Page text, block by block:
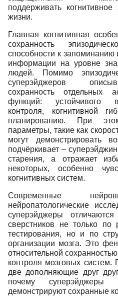
поддерживать
жизни.
Главная когнитивная
сохранность
способности к
информации на уровне
людей. Помимо
суперэйджеров
сохранность отдельных
функций: устойчивого
контроля, когнитивной
планированию. При
параметры, такие как
могут демонстрировать
подчёркивает –
старения, а отражает
некоторых, особенно
когнитивных систем.
Современные
нейропатологические
суперэйджеры
сверстников не только по
тестирования, но и по
организации мозга. Это
относительной
контроля мозговых
две дополняющие друг
почему
демонстрируют сохранные